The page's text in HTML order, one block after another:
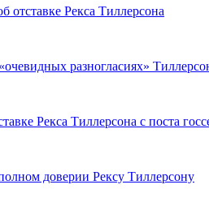
отставке Рекса Тиллерсона
разногласиях»
Рекса Тиллерсона с поста
доверии Рексу Тиллерсону